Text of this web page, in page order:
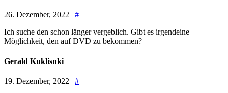
26. Dezember, 2022 | #
Ich suche den schon länger vergeblich. Gibt es irgendeine
Möglichkeit, den auf DVD zu bekommen?
Gerald Kuklisnki
19. Dezember, 2022 | #